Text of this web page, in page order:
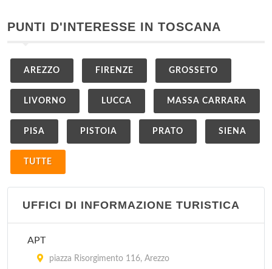
PUNTI D'INTERESSE IN TOSCANA
AREZZO FIRENZE GROSSETO
LIVORNO LUCCA MASSA CARRARA
PISA PISTOIA PRATO SIENA
TUTTE
UFFICI DI INFORMAZIONE TURISTICA
APT
piazza Risorgimento 116, Arezzo